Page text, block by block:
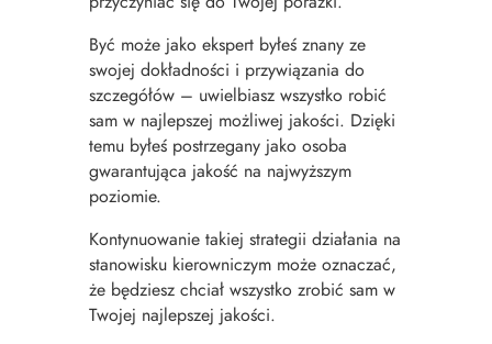
Być może jako ekspert byłeś znany ze
swojej dokładności i przywiązania do
szczegółów – uwielbiasz wszystko robić
sam w najlepszej możliwej jakości. Dzięki
temu byłeś postrzegany jako osoba
gwarantująca jakość na najwyższym
poziomie.
Kontynuowanie takiej strategii działania na
stanowisku kierowniczym może oznaczać,
że będziesz chciał wszystko zrobić sam w
Twojej najlepszej jakości.